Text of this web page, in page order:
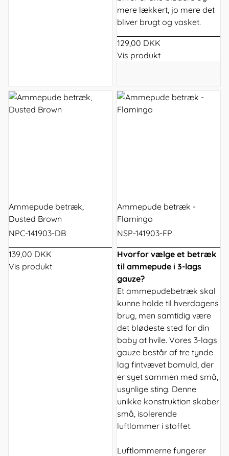
mere lækkert, jo mere det
bliver brugt og vasket.
129,00 DKK
Vis produkt
Ammepude betræk,
Dusted Brown
NPC-141903-DB
139,00 DKK
Vis produkt
Ammepude betræk -
Flamingo
NSP-141903-FP
Hvorfor vælge et betræk
til ammepude i 3-lags
gauze?
Et ammepudebetræk skal
kunne holde til hverdagens
brug, men samtidig være
det blødeste sted for din
baby at hvile. Vores 3-lags
gauze består af tre tynde
lag fintvævet bomuld, der
er syet sammen med små,
usynlige sting. Denne
unikke konstruktion skaber
små, isolerende
luftlommer i stoffet.
Luftlommerne fungerer